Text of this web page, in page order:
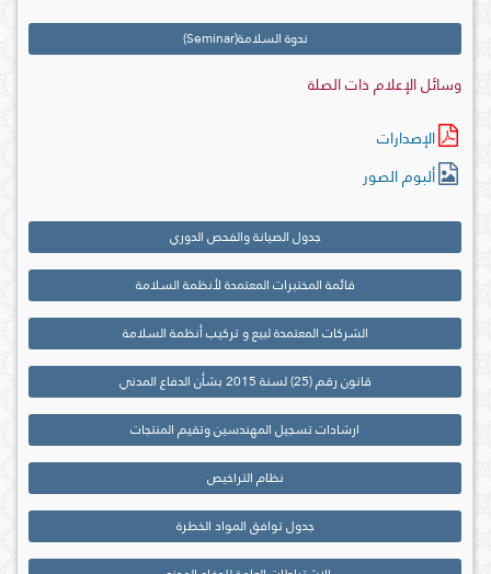
ندوة السلامة(Seminar)
وسائل الإعلام ذات الصلة
الإصدارات
ألبوم الصور
جدول الصيانة والفحص الدوري
قائمة المختبرات المعتمدة لأنظمة السلامة
الشركات المعتمدة لبيع و تركيب أنظمة السلامة
قانون رقم (25) لسنة 2015 بشأن الدفاع المدني
ارشادات تسجيل المهندسين وتقيم المنتجات
نظام التراخيص
جدول توافق المواد الخطرة